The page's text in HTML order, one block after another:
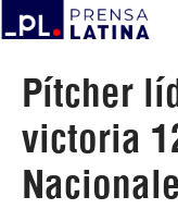
Pítcher
victoria